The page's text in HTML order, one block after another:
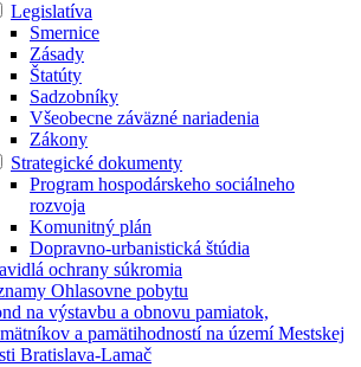
Legislatíva
Smernice
Zásady
Štatúty
Sadzobníky
Všeobecne záväzné nariadenia
Zákony
Strategické dokumenty
Program hospodárskeho sociálneho
rozvoja
Komunitný plán
Dopravno-urbanistická štúdia
ochrany súkromia
Ohlasovne pobytu
na výstavbu a obnovu pamiatok,
a pamätihodností na území Mestskej
Bratislava-Lamač